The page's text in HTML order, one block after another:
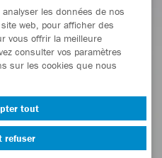
les données de nos
web, pour afficher des
vous offrir la meilleure
consulter vos paramètres
sur les cookies que nous
tout
refuser